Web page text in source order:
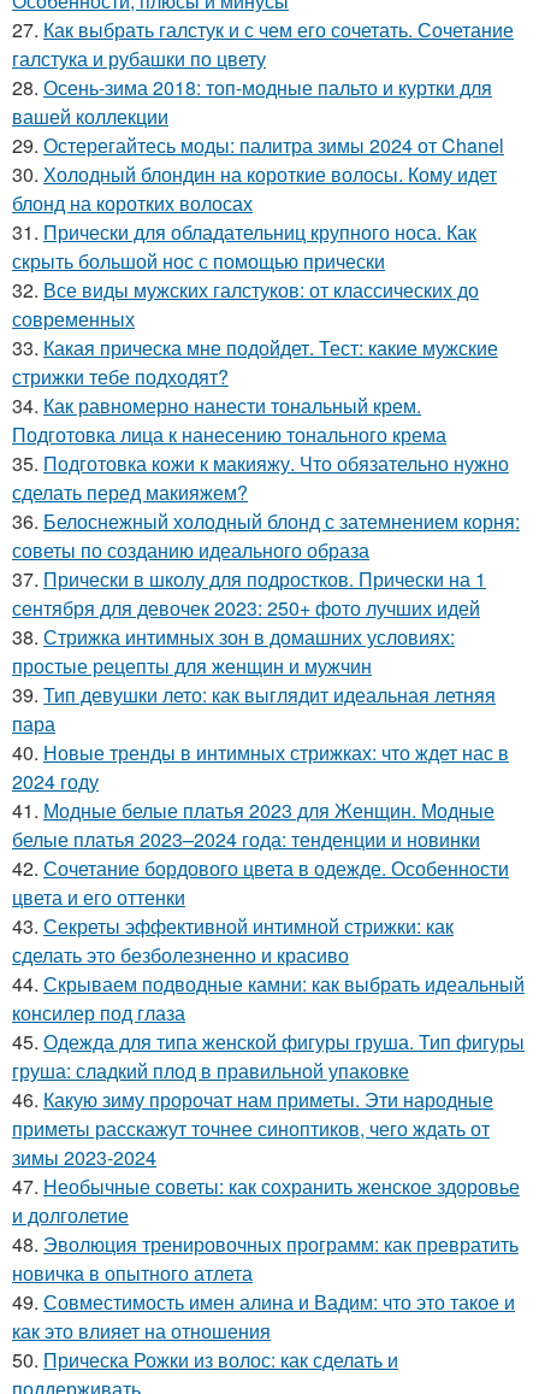
27. Как выбрать галстук и с чем его сочетать. Сочетание
галстука и рубашки по цвету
28. Осень-зима 2018: топ-модные пальто и куртки для
вашей коллекции
29. Остерегайтесь моды: палитра зимы 2024 от Chanel
30. Холодный блондин на короткие волосы. Кому идет
блонд на коротких волосах
31. Прически для обладательниц крупного носа. Как
скрыть большой нос с помощью прически
32. Все виды мужских галстуков: от классических до
современных
33. Какая прическа мне подойдет. Тест: какие мужские
стрижки тебе подходят?
34. Как равномерно нанести тональный крем.
Подготовка лица к нанесению тонального крема
35. Подготовка кожи к макияжу. Что обязательно нужно
сделать перед макияжем?
36. Белоснежный холодный блонд с затемнением корня:
советы по созданию идеального образа
37. Прически в школу для подростков. Прически на 1
сентября для девочек 2023: 250+ фото лучших идей
38. Стрижка интимных зон в домашних условиях:
простые рецепты для женщин и мужчин
39. Тип девушки лето: как выглядит идеальная летняя
пара
40. Новые тренды в интимных стрижках: что ждет нас в
2024 году
41. Модные белые платья 2023 для Женщин. Модные
белые платья 2023–2024 года: тенденции и новинки
42. Сочетание бордового цвета в одежде. Особенности
цвета и его оттенки
43. Секреты эффективной интимной стрижки: как
сделать это безболезненно и красиво
44. Скрываем подводные камни: как выбрать идеальный
консилер под глаза
45. Одежда для типа женской фигуры груша. Тип фигуры
груша: сладкий плод в правильной упаковке
46. Какую зиму пророчат нам приметы. Эти народные
приметы расскажут точнее синоптиков, чего ждать от
зимы 2023-2024
47. Необычные советы: как сохранить женское здоровье
и долголетие
48. Эволюция тренировочных программ: как превратить
новичка в опытного атлета
49. Совместимость имен алина и Вадим: что это такое и
как это влияет на отношения
50. Прическа Рожки из волос: как сделать и